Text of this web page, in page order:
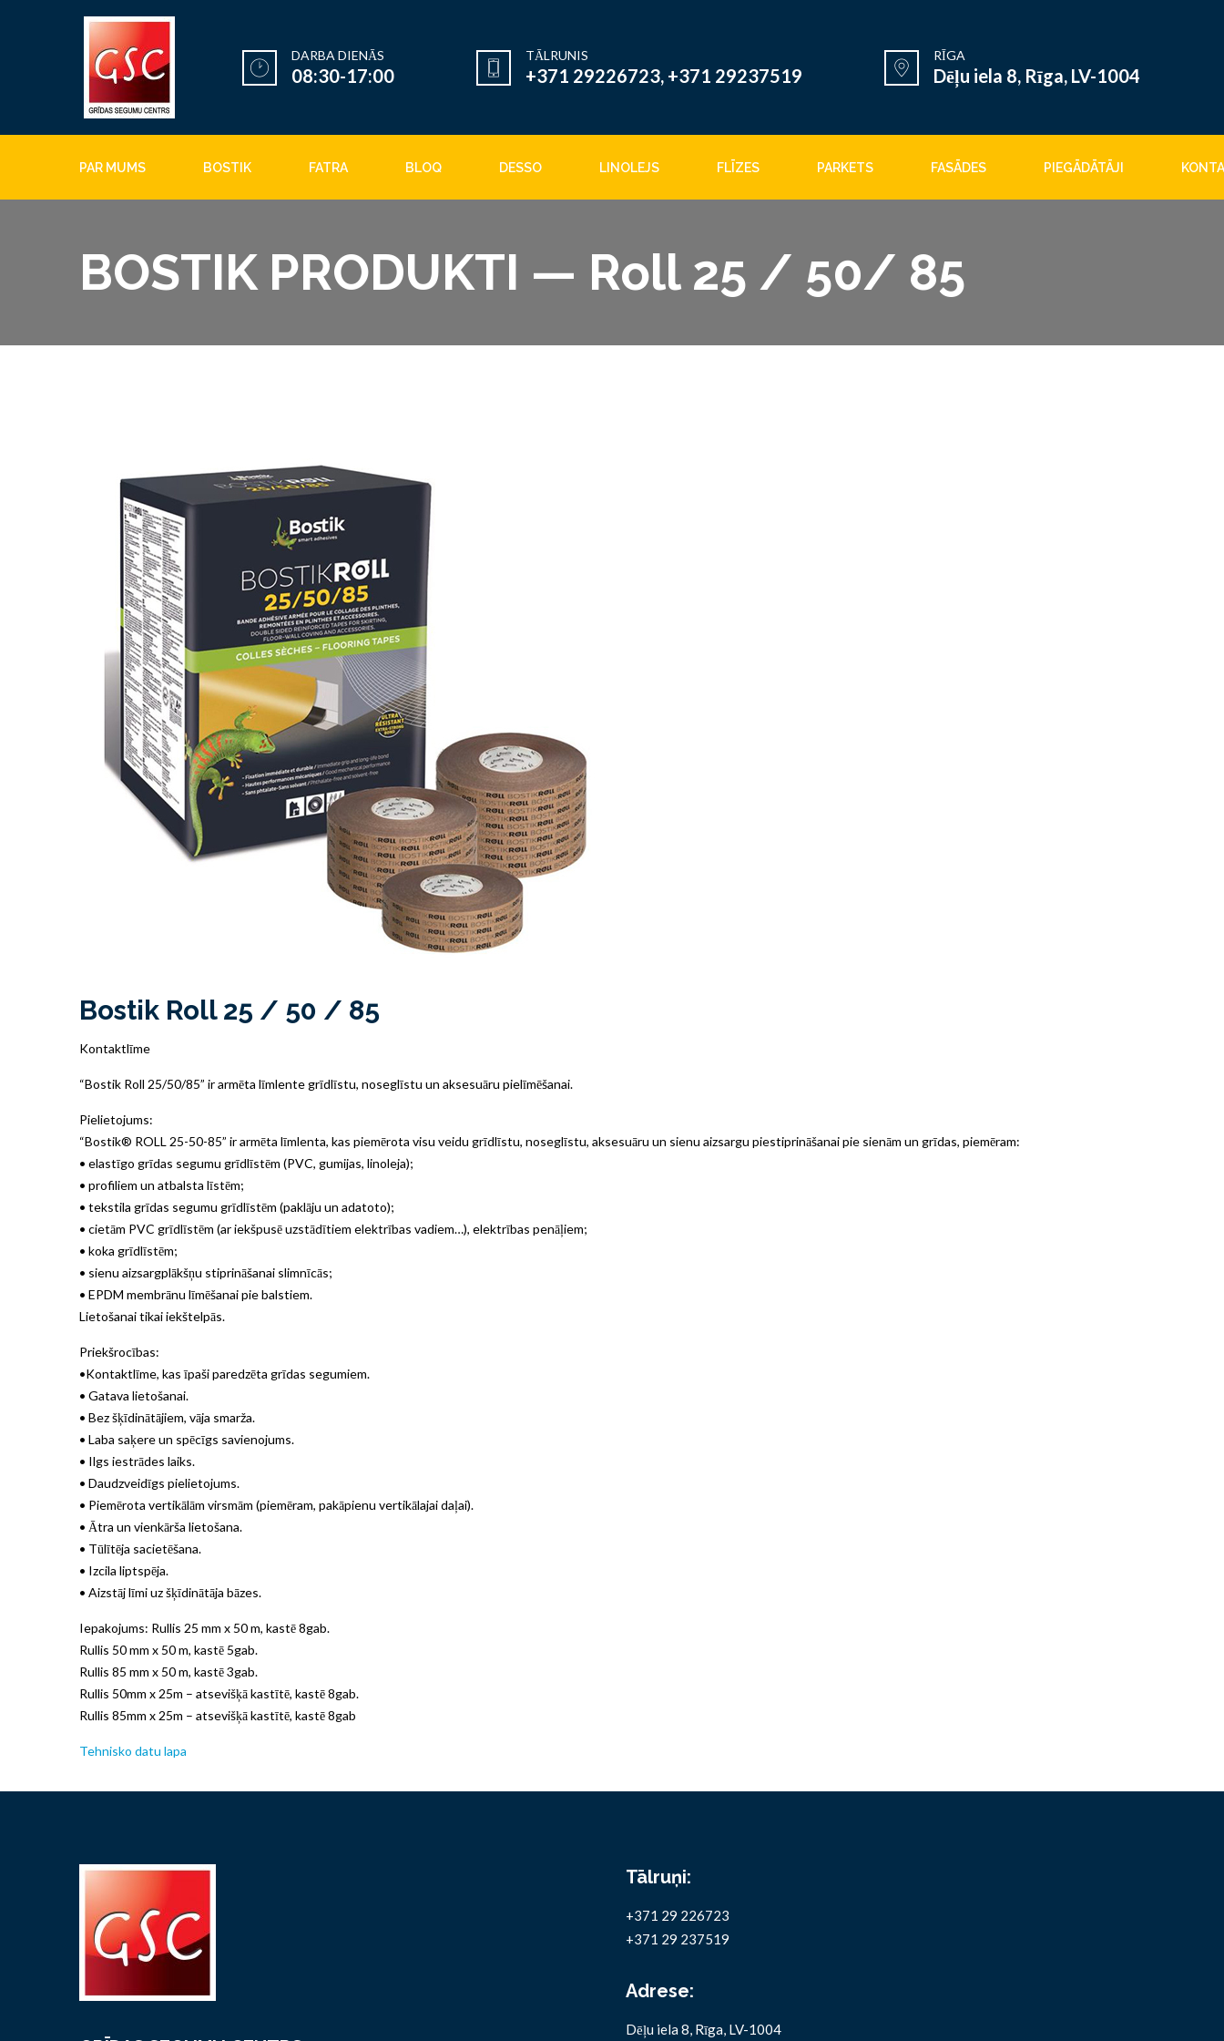
DARBA DIENĀS
08:30-17:00
TĀLRUNIS
+371 29226723, +371 29237519
RĪGA
Dēļu iela 8, Rīga, LV-1004
PAR MUMS BOSTIK FATRA BLOQ DESSO LINOLEJS FLĪZES PARKETS FASĀDES PIEGĀDĀTĀJI
BOSTIK PRODUKTI — Roll 25 / 50/ 85
Bostik Roll 25 / 50 / 85
Kontaktlīme
“Bostik Roll 25/50/85” ir armēta līmlente grīdlīstu, noseglīstu un aksesuāru pielīmēšanai.
Pielietojums:
“Bostik® ROLL 25-50-85” ir armēta līmlenta, kas piemērota visu veidu grīdlīstu, noseglīstu, aksesuāru un sienu aizsargu piestiprināšanai pie sienām un grīdas, piemēram:
• elastīgo grīdas segumu grīdlīstēm (PVC, gumijas, linoleja);
• profiliem un atbalsta līstēm;
• tekstila grīdas segumu grīdlīstēm (paklāju un adatoto);
• cietām PVC grīdlīstēm (ar iekšpusē uzstādītiem elektrības vadiem…), elektrības penāļiem;
• koka grīdlīstēm;
• sienu aizsargplākšņu stiprināšanai slimnīcās;
• EPDM membrānu līmēšanai pie balstiem.
Lietošanai tikai iekštelpās.
Priekšrocības:
•Kontaktlīme, kas īpaši paredzēta grīdas segumiem.
• Gatava lietošanai.
• Bez šķīdinātājiem, vāja smarža.
• Laba saķere un spēcīgs savienojums.
• Ilgs iestrādes laiks.
• Daudzveidīgs pielietojums.
• Piemērota vertikālām virsmām (piemēram, pakāpienu vertikālajai daļai).
• Ātra un vienkārša lietošana.
• Tūlītēja sacietēšana.
• Izcila liptspēja.
• Aizstāj līmi uz šķīdinātāja bāzes.
Iepakojums: Rullis 25 mm x 50 m, kastē 8gab.
Rullis 50 mm x 50 m, kastē 5gab.
Rullis 85 mm x 50 m, kastē 3gab.
Rullis 50mm x 25m – atsevišķā kastītē, kastē 8gab.
Rullis 85mm x 25m – atsevišķā kastītē, kastē 8gab
Tehnisko datu lapa
Tālruņi:
+371 29 226723
+371 29 237519
Adrese:
Dēļu iela 8, Rīga, LV-1004